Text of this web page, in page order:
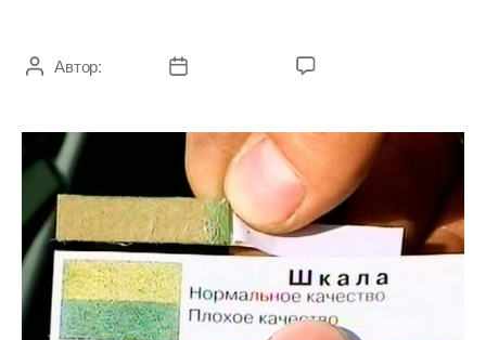
Автор: